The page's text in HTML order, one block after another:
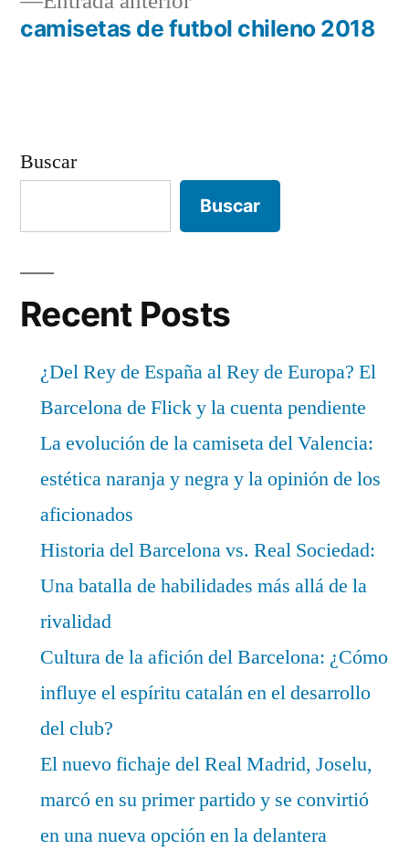
entradas
anterior:
camisetas de futbol chileno 2018
Buscar
Buscar
Recent Posts
¿Del Rey de España al Rey de Europa? El
Barcelona de Flick y la cuenta pendiente
La evolución de la camiseta del Valencia:
estética naranja y negra y la opinión de los
aficionados
Historia del Barcelona vs. Real Sociedad:
Una batalla de habilidades más allá de la
rivalidad
Cultura de la afición del Barcelona: ¿Cómo
influye el espíritu catalán en el desarrollo
del club?
El nuevo fichaje del Real Madrid, Joselu,
marcó en su primer partido y se convirtió
en una nueva opción en la delantera